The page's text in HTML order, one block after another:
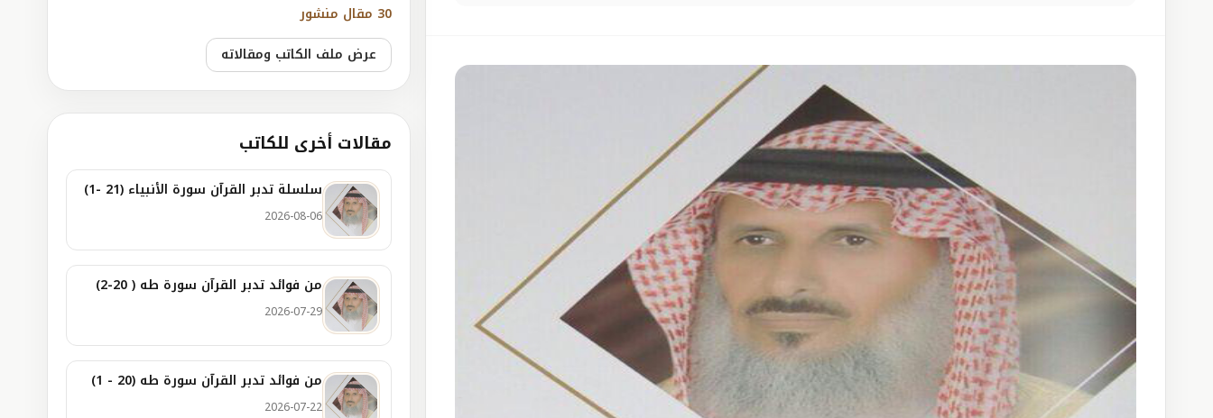
30 مقال منشور
عرض ملف الكاتب ومقالاته
مقالات أخرى للكاتب
سلسلة تدبر القرآن سورة الأنبياء (21 -1)
2026-08-06
من فوائد تدبر القرآن سورة طه ( 20-2)
2026-07-29
من فوائد تدبر القرآن سورة طه (20 - 1)
2026-07-22